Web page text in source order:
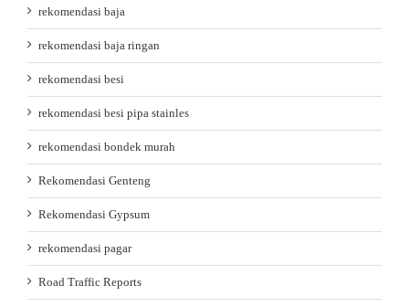
rekomendasi baja
rekomendasi baja ringan
rekomendasi besi
rekomendasi besi pipa stainles
rekomendasi bondek murah
Rekomendasi Genteng
Rekomendasi Gypsum
rekomendasi pagar
Road Traffic Reports